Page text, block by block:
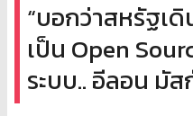
“บอกว่าสหรัฐเ
เป็น Open
ระบบ.. อีลอน มั